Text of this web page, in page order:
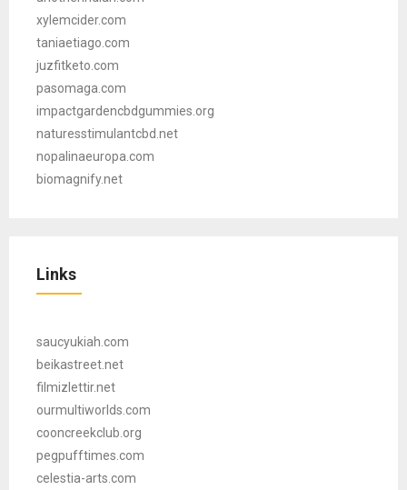
xylemcider.com
taniaetiago.com
juzfitketo.com
pasomaga.com
impactgardencbdgummies.org
naturesstimulantcbd.net
nopalinaeuropa.com
biomagnify.net
Links
saucyukiah.com
beikastreet.net
filmizlettir.net
ourmultiworlds.com
cooncreekclub.org
pegpufftimes.com
celestia-arts.com